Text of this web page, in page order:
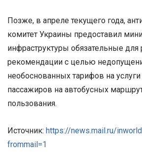
Позже, в апреле текущего года,
комитет Украины предоставил
инфраструктуры обязательные для
рекомендации с целью
необоснованных тарифов на
пассажиров на автобусных
пользования.
Источник: https://news.mail.ru/
frommail=1